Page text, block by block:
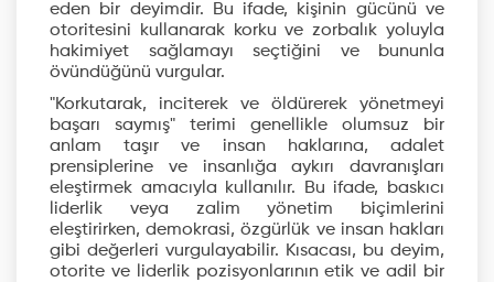
eden bir deyimdir. Bu ifade, kişinin gücünü ve
otoritesini kullanarak korku ve zorbalık yoluyla
hakimiyet sağlamayı seçtiğini ve bununla
övündüğünü vurgular.
"Korkutarak, inciterek ve öldürerek yönetmeyi
başarı saymış" terimi genellikle olumsuz bir
anlam taşır ve insan haklarına, adalet
prensiplerine ve insanlığa aykırı davranışları
eleştirmek amacıyla kullanılır. Bu ifade, baskıcı
liderlik veya zalim yönetim biçimlerini
eleştirirken, demokrasi, özgürlük ve insan hakları
gibi değerleri vurgulayabilir. Kısacası, bu deyim,
otorite ve liderlik pozisyonlarının etik ve adil bir